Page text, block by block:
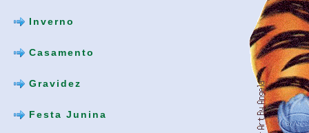
Inverno
Casamento
Gravidez
Festa Junina